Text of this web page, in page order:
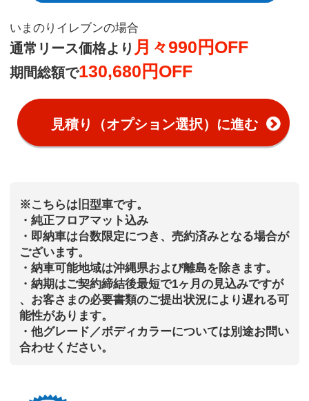
いまのりイレブンの場合
通常リース価格より 月々990円OFF
期間総額で130,680円OFF
見積り（オプション選択）に進む
※こちらは旧型車です。
・純正フロアマット込み
・即納車は台数限定につき、売約済みとなる場合が
ございます。
・納車可能地域は沖縄県および離島を除きます。
・納期はご契約締結後最短で1ヶ月の見込みですが
、お客さまの必要書類のご提出状況により遅れる可
能性があります。
・他グレード／ボディカラーについては別途お問い
合わせください。